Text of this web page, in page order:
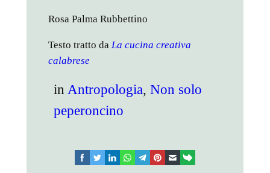
Rosa Palma Rubbettino
Testo tratto da La cucina creativa
calabrese
in Antropologia, Non solo
peperoncino
facebooktwitterlinkedinwhatsapptelegram
pinterest email link